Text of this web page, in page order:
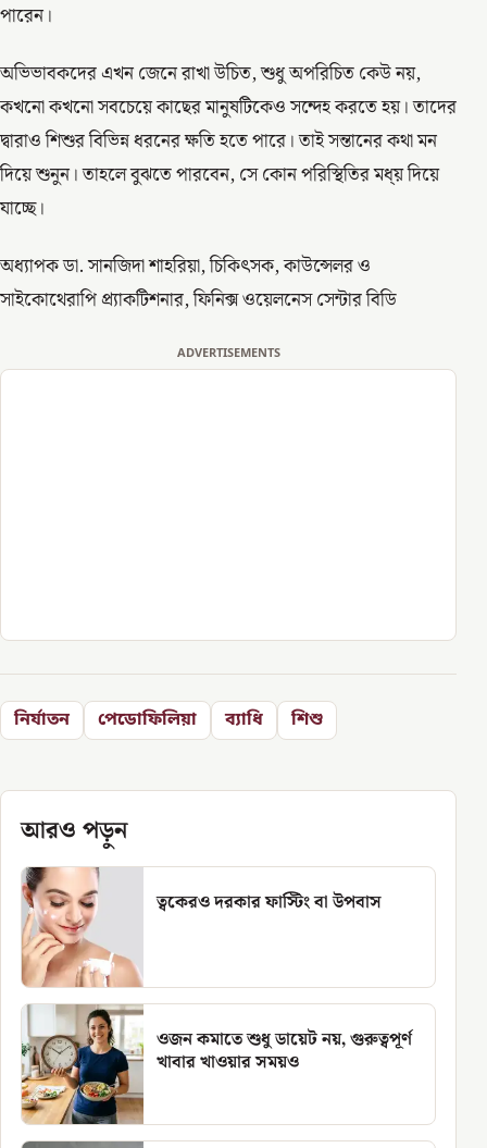
পারেন।
অভিভাবকদের এখন জেনে রাখা উচিত, শুধু অপরিচিত কেউ নয়,
কখনো কখনো সবচেয়ে কাছের মানুষটিকেও সন্দেহ করতে হয়। তাদের
দ্বারাও শিশুর বিভিন্ন ধরনের ক্ষতি হতে পারে। তাই সন্তানের কথা মন
দিয়ে শুনুন। তাহলে বুঝতে পারবেন, সে কোন পরিস্থিতির মধ্য় দিয়ে
যাচ্ছে।
অধ্যাপক ডা. সানজিদা শাহরিয়া, চিকিৎসক, কাউন্সেলর ও
সাইকোথেরাপি প্র‍্যাকটিশনার, ফিনিক্স ওয়েলনেস সেন্টার বিডি
ADVERTISEMENTS
নির্যাতন পেডোফিলিয়া ব্যাধি শিশু
আরও পড়ুন
ত্বকেরও দরকার ফাস্টিং বা উপবাস
ওজন কমাতে শুধু ডায়েট নয়, গুরুত্বপূর্ণ
খাবার খাওয়ার সময়ও